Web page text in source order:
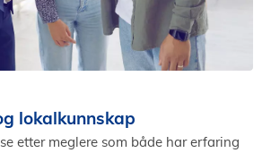
lokalkunnskap
etter meglere som både har erfaring